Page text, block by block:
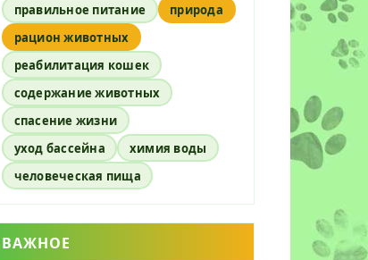
правильное питание
природа
рацион животных
реабилитация кошек
содержание животных
спасение жизни
уход бассейна
химия воды
человеческая пища
ВАЖНОЕ